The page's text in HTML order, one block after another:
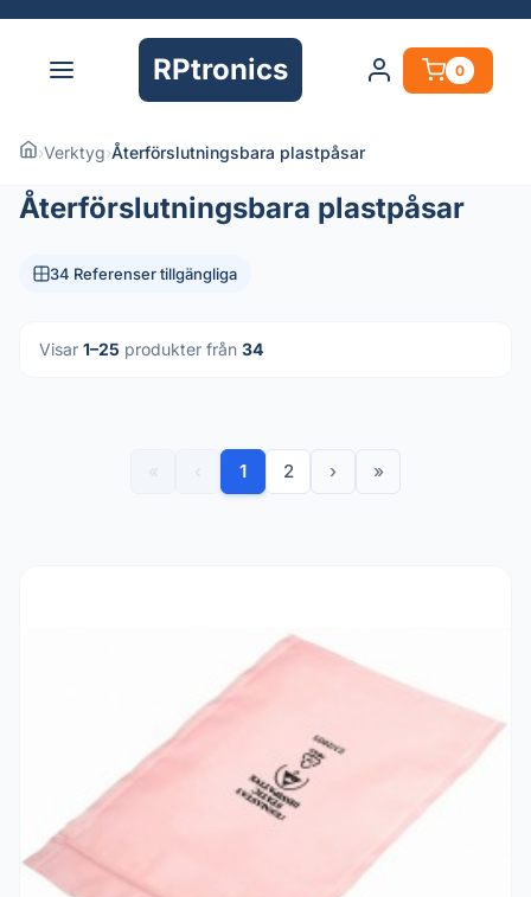
RPtronics 0
›Verktyg›Återförslutningsbara plastpåsar
Återförslutningsbara plastpåsar
34 Referenser tillgängliga
Visar 1–25 produkter från 34
1 2 › »